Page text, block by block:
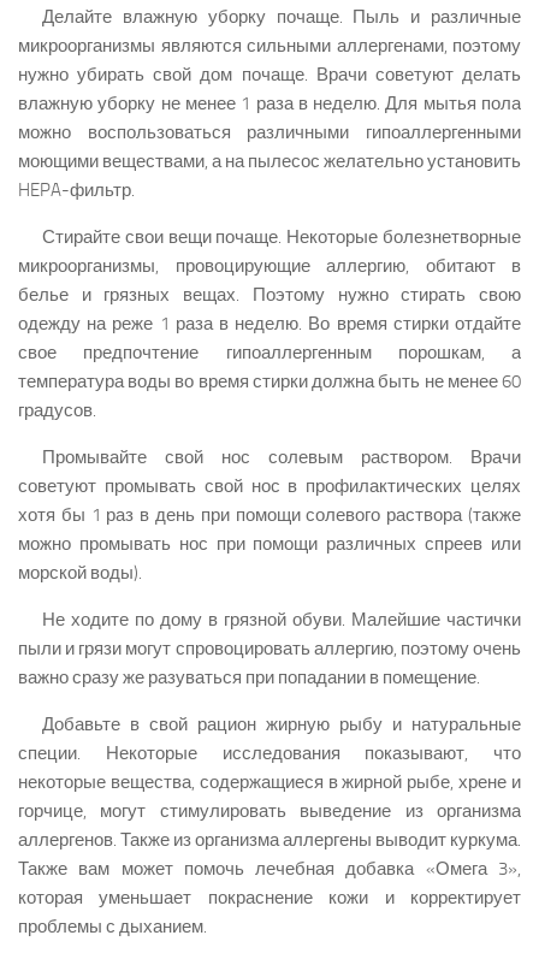
Делайте влажную уборку почаще. Пыль и различные
микроорганизмы являются сильными аллергенами, поэтому
нужно убирать свой дом почаще. Врачи советуют делать
влажную уборку не менее 1 раза в неделю. Для мытья пола
можно воспользоваться различными гипоаллергенными
моющими веществами, а на пылесос желательно установить
HEPA-фильтр.
Стирайте свои вещи почаще. Некоторые болезнетворные
микроорганизмы, провоцирующие аллергию, обитают в
белье и грязных вещах. Поэтому нужно стирать свою
одежду на реже 1 раза в неделю. Во время стирки отдайте
свое предпочтение гипоаллергенным порошкам, а
температура воды во время стирки должна быть не менее 60
градусов.
Промывайте свой нос солевым раствором. Врачи
советуют промывать свой нос в профилактических целях
хотя бы 1 раз в день при помощи солевого раствора (также
можно промывать нос при помощи различных спреев или
морской воды).
Не ходите по дому в грязной обуви. Малейшие частички
пыли и грязи могут спровоцировать аллергию, поэтому очень
важно сразу же разуваться при попадании в помещение.
Добавьте в свой рацион жирную рыбу и натуральные
специи. Некоторые исследования показывают, что
некоторые вещества, содержащиеся в жирной рыбе, хрене и
горчице, могут стимулировать выведение из организма
аллергенов. Также из организма аллергены выводит куркума.
Также вам может помочь лечебная добавка «Омега 3»,
которая уменьшает покраснение кожи и корректирует
проблемы с дыханием.